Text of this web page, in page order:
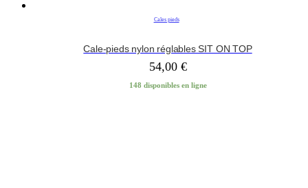
Cales pieds
Cale-pieds nylon réglables SIT ON TOP
54,00 €
148 disponibles en ligne